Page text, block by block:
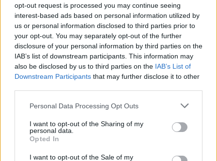
opt-out request is processed you may continue seeing
interest-based ads based on personal information utilized by
us or personal information disclosed to third parties prior to
your opt-out. You may separately opt-out of the further
disclosure of your personal information by third parties on the
IAB’s list of downstream participants. This information may
also be disclosed by us to third parties on the IAB’s List of
Downstream Participants that may further disclose it to other
Personal Data Processing Opt Outs
I want to opt-out of the Sharing of my
personal data.
Opted In
I want to opt-out of the Sale of my
Τελευταία τροποποίηση στις 06/07/2026 - 14:23